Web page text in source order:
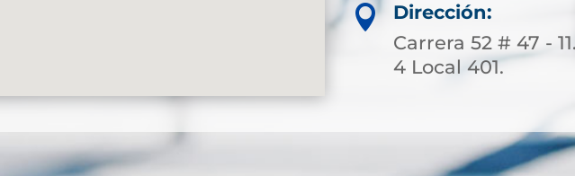

Dirección:
Carrera 52 # 47 -
4 Local 401.